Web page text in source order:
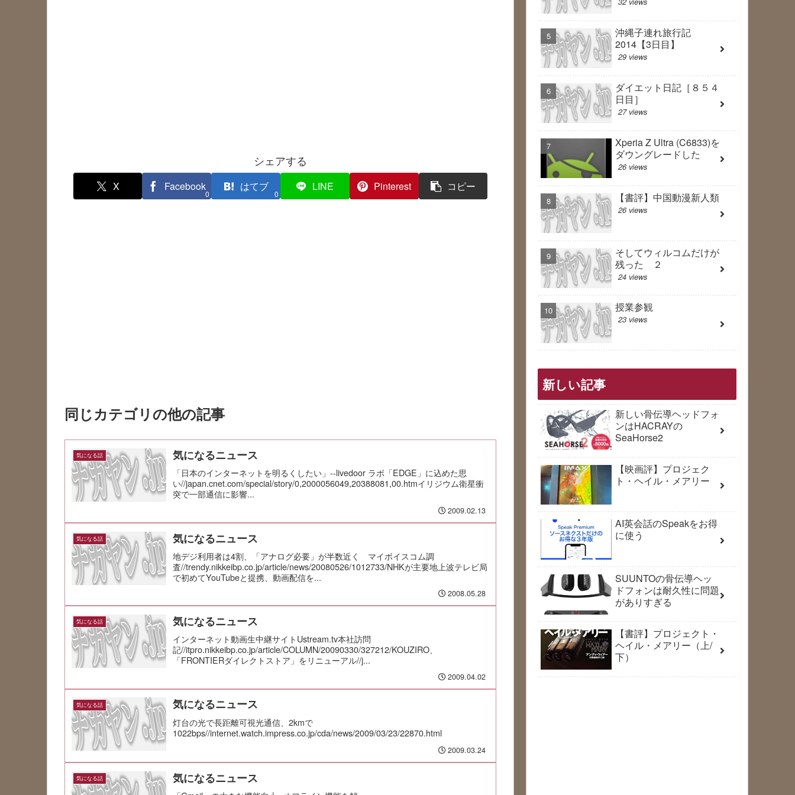
シェアする
X Facebook
0
はてブ
0
LINE Pinterest コピー
同じカテゴリの他の記事
気になる話 気になるニュース
「日本のインターネットを明るくしたい」--livedoor ラボ「EDGE」に込めた思
い//japan.cnet.com/special/story/0,2000056049,20388081,00.htmイリジウム衛星衝
突で一部通信に影響...
2009.02.13
気になる話 気になるニュース
地デジ利用者は4割、「アナログ必要」が半数近く マイボイスコム調
査//trendy.nikkeibp.co.jp/article/news/20080526/1012733/NHKが主要地上波テレビ局
で初めてYouTubeと提携、動画配信を...
2008.05.28
気になる話 気になるニュース
インターネット動画生中継サイトUstream.tv本社訪問
記//itpro.nikkeibp.co.jp/article/COLUMN/20090330/327212/KOUZIRO、
「FRONTIERダイレクトストア」をリニューアル//j...
2009.04.02
気になる話 気になるニュース
灯台の光で長距離可視光通信、2kmで
1022bps//internet.watch.impress.co.jp/cda/news/2009/03/23/22870.html
2009.03.24
気になる話 気になるニュース
沖縄子連れ旅行記
2014【3日目】
29 views
ダイエット日記［８５４
日目］
27 views
Xperia Z Ultra (C6833)を
ダウングレードした
26 views
【書評】中国動漫新人類
26 views
そしてウィルコムだけが
残った ２
24 views
授業参観
23 views
新しい記事
新しい骨伝導ヘッドフォ
ンはHACRAYの
SeaHorse2
【映画評】プロジェク
ト・ヘイル・メアリー
AI英会話のSpeakをお得
に使う
SUUNTOの骨伝導ヘッ
ドフォンは耐久性に問題
がありすぎる
【書評】プロジェクト・
ヘイル・メアリー（上/
下）